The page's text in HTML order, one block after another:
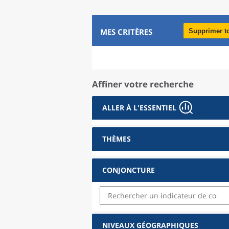
MES CRITÈRES Supprimer
Affiner votre recherche
ALLER À L'ESSENTIEL
THÈMES
CONJONCTURE
NIVEAUX GÉOGRAPHIQUES